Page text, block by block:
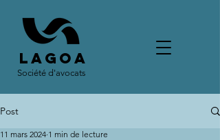
LAGOA
Société d'avocats
Post
11 mars 2024 1 min de lecture